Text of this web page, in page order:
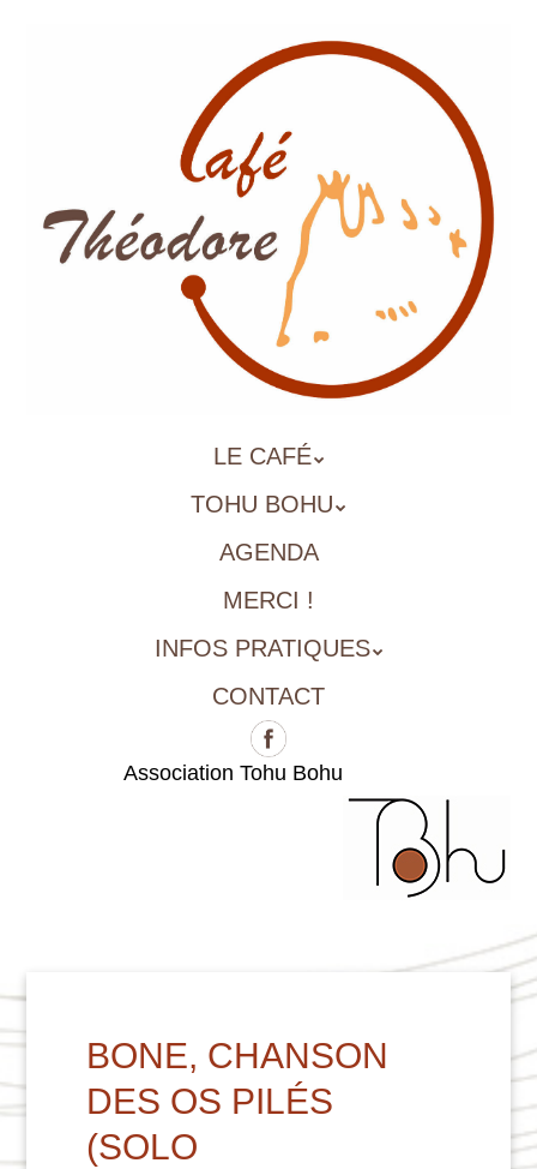
LE CAFÉ
TOHU BOHU
AGENDA
MERCI !
INFOS PRATIQUES
CONTACT
Association Tohu Bohu
BONE, CHANSON
DES OS PILÉS
(SOLO